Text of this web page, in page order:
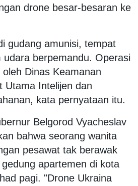
drone besar-besaran ke
gudang amunisi, tempat
udara berpemandu. Operasi
Dinas Keamanan
Utama Intelijen dan
kata pernyataan itu.
Belgorod Vyacheslav
bahwa seorang wanita
pesawat tak berawak
apartemen di kota
pagi. "Drone Ukraina